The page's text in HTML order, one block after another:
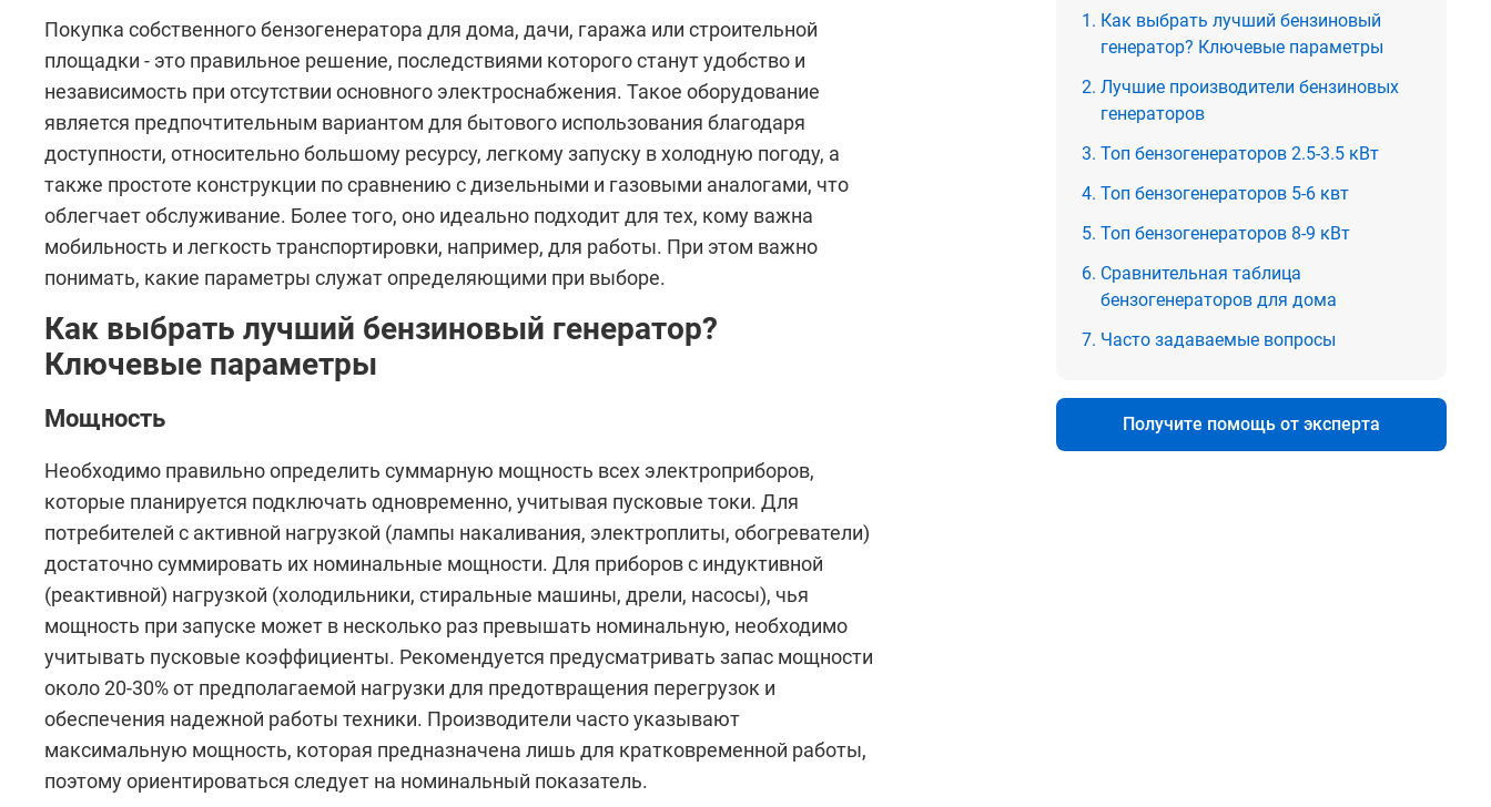
Покупка собственного бензогенератора для дома, дачи, гаража или строительной
площадки - это правильное решение, последствиями которого станут удобство и
независимость при отсутствии основного электроснабжения. Такое оборудование
является предпочтительным вариантом для бытового использования благодаря
доступности, относительно большому ресурсу, легкому запуску в холодную погоду, а
также простоте конструкции по сравнению с дизельными и газовыми аналогами, что
облегчает обслуживание. Более того, оно идеально подходит для тех, кому важна
мобильность и легкость транспортировки, например, для работы. При этом важно
понимать, какие параметры служат определяющими при выборе.
Как выбрать лучший бензиновый генератор?
Ключевые параметры
Мощность
Необходимо правильно определить суммарную мощность всех электроприборов,
которые планируется подключать одновременно, учитывая пусковые токи. Для
потребителей с активной нагрузкой (лампы накаливания, электроплиты, обогреватели)
достаточно суммировать их номинальные мощности. Для приборов с индуктивной
(реактивной) нагрузкой (холодильники, стиральные машины, дрели, насосы), чья
мощность при запуске может в несколько раз превышать номинальную, необходимо
учитывать пусковые коэффициенты. Рекомендуется предусматривать запас мощности
около 20-30% от предполагаемой нагрузки для предотвращения перегрузок и
обеспечения надежной работы техники. Производители часто указывают
максимальную мощность, которая предназначена лишь для кратковременной работы,
поэтому ориентироваться следует на номинальный показатель.
Как выбрать лучший бензиновый
генератор? Ключевые параметры
Лучшие производители бензиновых
генераторов
Топ бензогенераторов 2.5-3.5 кВт
Топ бензогенераторов 5-6 квт
Топ бензогенераторов 8-9 кВт
Сравнительная таблица
бензогенераторов для дома
Часто задаваемые вопросы
Получите помощь от эксперта